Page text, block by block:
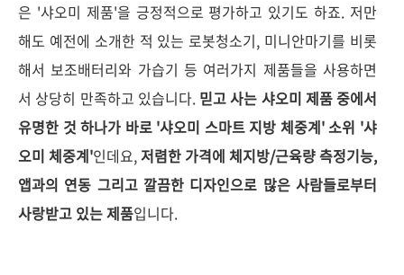
은 '샤오미 제품'을 긍정적으로 평가하고 있기도 하죠. 저만
해도 예전에 소개한 적 있는 로봇청소기, 미니안마기를 비롯
해서 보조배터리와 가습기 등 여러가지 제품들을 사용하면
서 상당히 만족하고 있습니다. 믿고 사는 샤오미 제품 중에서
유명한 것 하나가 바로 '샤오미 스마트 지방 체중계' 소위 '샤
오미 체중계'인데요,저렴한 가격에 체지방/근육량 측정기능,
앱과의 연동 그리고 깔끔한 디자인으로 많은 사람들로부터
사랑받고 있는 제품입니다.